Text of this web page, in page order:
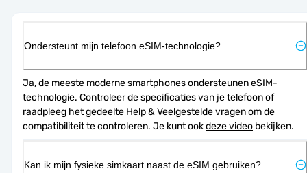
Ondersteunt mijn telefoon eSIM-technologie?
Ja, de meeste moderne smartphones ondersteunen eSIM-
technologie. Controleer de specificaties van je telefoon of
raadpleeg het gedeelte Help & Veelgestelde vragen om de
compatibiliteit te controleren. Je kunt ook deze video bekijken.
Kan ik mijn fysieke simkaart naast de eSIM gebruiken?